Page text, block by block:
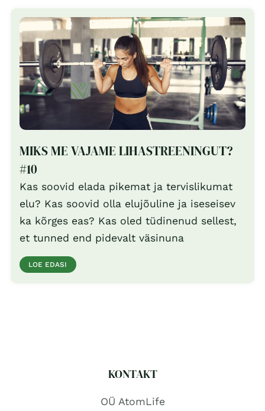
MIKS ME VAJAME LIHASTREENINGUT?
#10
Kas soovid elada pikemat ja tervislikumat
elu? Kas soovid olla elujõuline ja iseseisev
ka kõrges eas? Kas oled tüdinenud sellest,
et tunned end pidevalt väsinuna
LOE EDASI
KONTAKT
OÜ AtomLife